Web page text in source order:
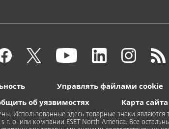
Управлять файлами cookie
об уязвимостях
Карта сайта
Использованные здесь товарные знаки
r. o. или компании ESET North America. Все